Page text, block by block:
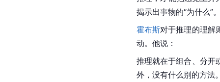
揭示出事物的“为什么”
霍布斯对于推理的理解
动。他说：
推理就在于组合、分开
外，没有什么别的方法